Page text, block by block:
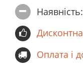
Оплата і